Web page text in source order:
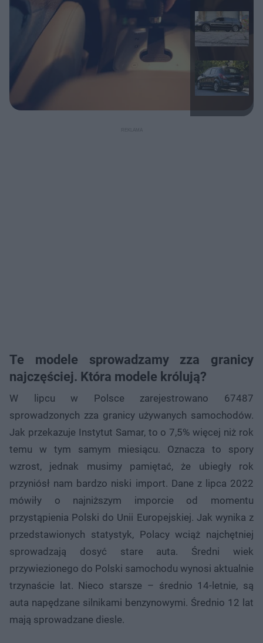
Te modele sprowadzamy zza granicy
najczęściej. Która modele królują?
W lipcu w Polsce zarejestrowano 67487
sprowadzonych zza granicy używanych samochodów.
Jak przekazuje Instytut Samar, to o 7,5% więcej niż rok
temu w tym samym miesiącu. Oznacza to spory
wzrost, jednak musimy pamiętać, że ubiegły rok
przyniósł nam bardzo niski import. Dane z lipca 2022
mówiły o najniższym imporcie od momentu
przystąpienia Polski do Unii Europejskiej. Jak wynika z
przedstawionych statystyk, Polacy wciąż najchętniej
sprowadzają dosyć stare auta. Średni wiek
przywiezionego do Polski samochodu wynosi aktualnie
trzynaście lat. Nieco starsze – średnio 14-letnie, są
auta napędzane silnikami benzynowymi. Średnio 12 lat
mają sprowadzane diesle.